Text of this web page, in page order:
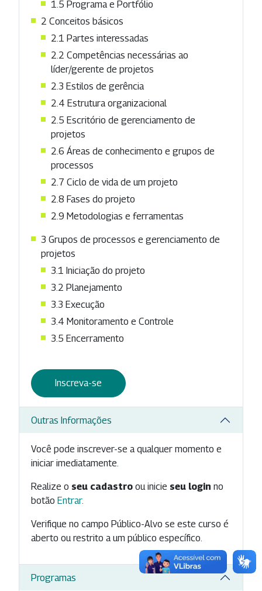
1.5 Programa e Portfólio
2 Conceitos básicos
2.1 Partes interessadas
2.2 Competências necessárias ao
líder/gerente de projetos
2.3 Estilos de gerência
2.4 Estrutura organizacional
2.5 Escritório de gerenciamento de
projetos
2.6 Áreas de conhecimento e grupos de
processos
2.7 Ciclo de vida de um projeto
2.8 Fases do projeto
2.9 Metodologias e ferramentas
3 Grupos de processos e gerenciamento de
projetos
3.1 Iniciação do projeto
3.2 Planejamento
3.3 Execução
3.4 Monitoramento e Controle
3.5 Encerramento
Inscreva-se
Outras Informações
Você pode inscrever-se a qualquer momento e
iniciar imediatamente.
Realize o seu cadastro ou inicie seu login no
botão Entrar.
Verifique no campo Público-Alvo se este curso é
aberto ou restrito a um público específico.
Programas